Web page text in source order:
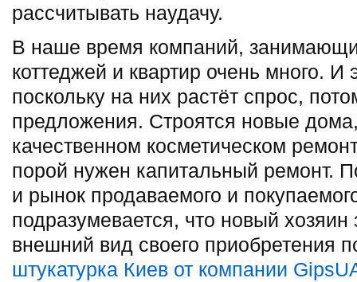
рассчитывать наудачу.
В наше время компаний,
коттеджей и квартир очень много. И
поскольку на них растёт спрос,
предложения. Строятся новые
качественном косметическом
порой нужен капитальный ремонт.
и рынок продаваемого и
подразумевается, что новый хозяин
внешний вид своего приобретения
штукатурка Киев от компании